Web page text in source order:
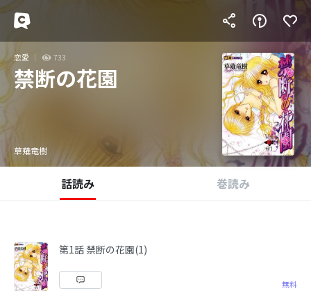
恋愛 733
禁断の花園
草薙竜樹
話読み 巻読み
第1話 禁断の花園(1)
無料